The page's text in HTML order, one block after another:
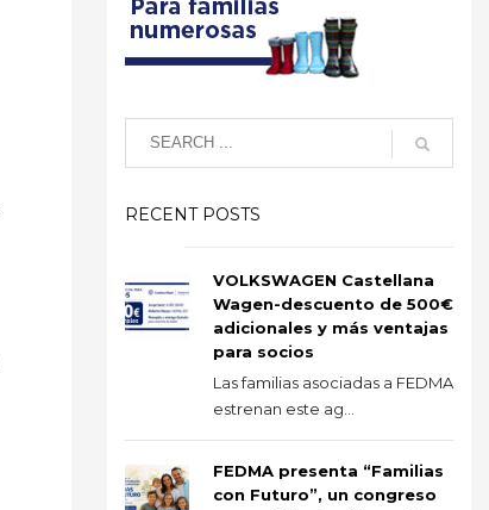
RECENT POSTS
VOLKSWAGEN Castellana
Wagen-descuento de 500€
adicionales y más ventajas
para socios
Las familias asociadas a FEDMA
estrenan este ag...
FEDMA presenta “Familias
con Futuro”, un congreso